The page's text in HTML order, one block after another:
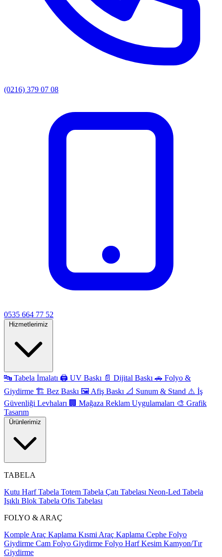
(0216) 379 07 08
0535 664 77 52
🔤 Tabela İmalatı 🖨️ UV Baskı 📄 Dijital Baskı 🚗 Folyo &
Giydirme 🏗️ Bez Baskı 🖼️ Afiş Baskı 📐 Sunum & Stand ⚠️ İş
Güvenliği Levhaları 🏢 Mağaza Reklam Uygulamaları 🎨 Grafik
Tasarım
TABELA
Kutu Harf Tabela Totem Tabela Çatı Tabelası Neon-Led Tabela
Işıklı Blok Tabela Ofis Tabelası
FOLYO & ARAÇ
Komple Araç Kaplama Kısmi Araç Kaplama Cephe Folyo
Giydirme Cam Folyo Giydirme Folyo Harf Kesim Kamyon/Tır
Giydirme